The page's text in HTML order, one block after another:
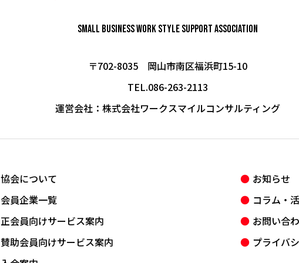
Small Business Work StyleSupport Association
〒702-8035 岡山市南区福浜町15-10
TEL.086-263-2113
運営会社： 株式会社ワークスマイルコンサルティング
協会について
会員企業一覧
正会員向けサービス案内
賛助会員向けサービス案内
お知らせ
コラム・
お問い合
プライバ